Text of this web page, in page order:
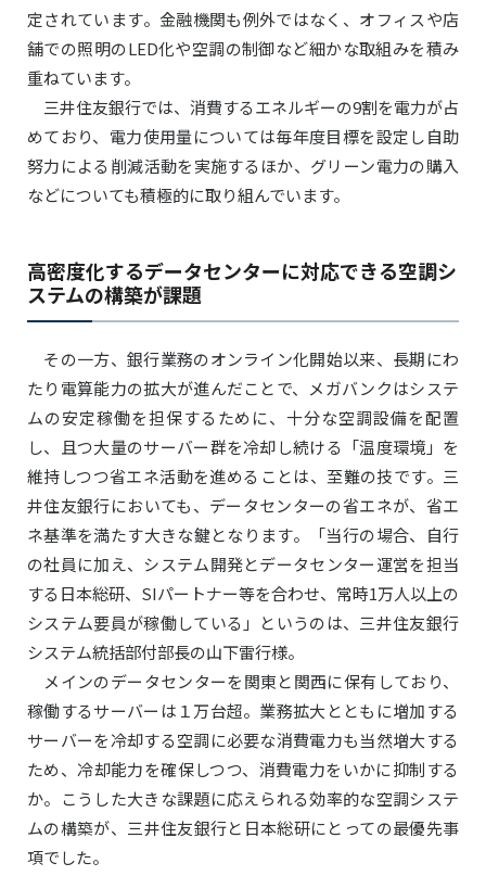
定されています。金融機関も例外ではなく、オフィスや店
舗での照明のLED化や空調の制御など細かな取組みを積み
重ねています。
三井住友銀行では、消費するエネルギーの9割を電力が占
めており、電力使用量については毎年度目標を設定し自助
努力による削減活動を実施するほか、グリーン電力の購入
などについても積極的に取り組んでいます。
高密度化するデータセンターに対応できる空調シ
ステムの構築が課題
その一方、銀行業務のオンライン化開始以来、長期にわ
たり電算能力の拡大が進んだことで、メガバンクはシステ
ムの安定稼働を担保するために、十分な空調設備を配置
し、且つ大量のサーバー群を冷却し続ける「温度環境」を
維持しつつ省エネ活動を進めることは、至難の技です。三
井住友銀行においても、データセンターの省エネが、省エ
ネ基準を満たす大きな鍵となります。「当行の場合、自行
の社員に加え、システム開発とデータセンター運営を担当
する日本総研、SIパートナー等を合わせ、常時1万人以上の
システム要員が稼働している」というのは、三井住友銀行
システム統括部付部長の山下雷行様。
メインのデータセンターを関東と関西に保有しており、
稼働するサーバーは１万台超。業務拡大とともに増加する
サーバーを冷却する空調に必要な消費電力も当然増大する
ため、冷却能力を確保しつつ、消費電力をいかに抑制する
か。こうした大きな課題に応えられる効率的な空調システ
ムの構築が、三井住友銀行と日本総研にとっての最優先事
項でした。